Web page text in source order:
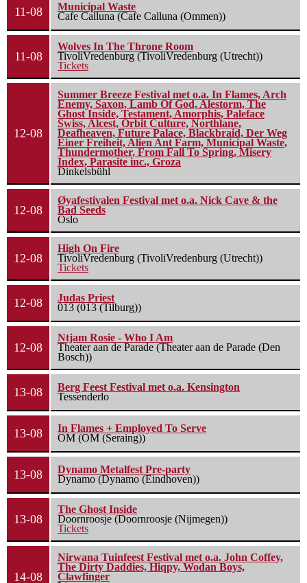
11-08
Municipal Waste
Cafe Calluna (Cafe Calluna (Ommen))
11-08
Wolves In The Throne Room
TivoliVredenburg (TivoliVredenburg (Utrecht))
Tickets
12-08
Summer Breeze Festival met o.a. In Flames, Arch
Enemy, Saxon, Lamb Of God, Alestorm, The
Ghost Inside, Testament, Amorphis, Paleface
Swiss, Alcest, Orbit Culture, Northlane,
Deafheaven, Future Palace, Blackbraid, Der Weg
Einer Freiheit, Alien Ant Farm, Municipal Waste,
Thundermother, From Fall To Spring, Misery
Index, Parasite inc., Groza
Dinkelsbühl
12-08
Øyafestivalen Festival met o.a. Nick Cave & the
Bad Seeds
Oslo
12-08
High On Fire
TivoliVredenburg (TivoliVredenburg (Utrecht))
Tickets
12-08
Judas Priest
013 (013 (Tilburg))
12-08
Ntjam Rosie - Who I Am
Theater aan de Parade (Theater aan de Parade (Den
Bosch))
13-08
Berg Feest Festival met o.a. Kensington
Tessenderlo
13-08
In Flames + Employed To Serve
OM (OM (Seraing))
13-08
Dynamo Metalfest Pre-party
Dynamo (Dynamo (Eindhoven))
13-08
The Ghost Inside
Doornroosje (Doornroosje (Nijmegen))
Tickets
14-08
Nirwana Tuinfeest Festival met o.a. John Coffey,
The Dirty Daddies, Hiqpy, Wodan Boys,
Clawfinger